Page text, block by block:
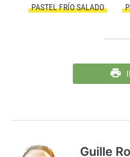
PASTEL FRÍO SALADO
Guille